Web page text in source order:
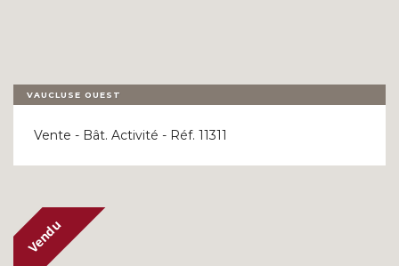
VAUCLUSE OUEST
Vente - Bât. Activité - Réf. 11311